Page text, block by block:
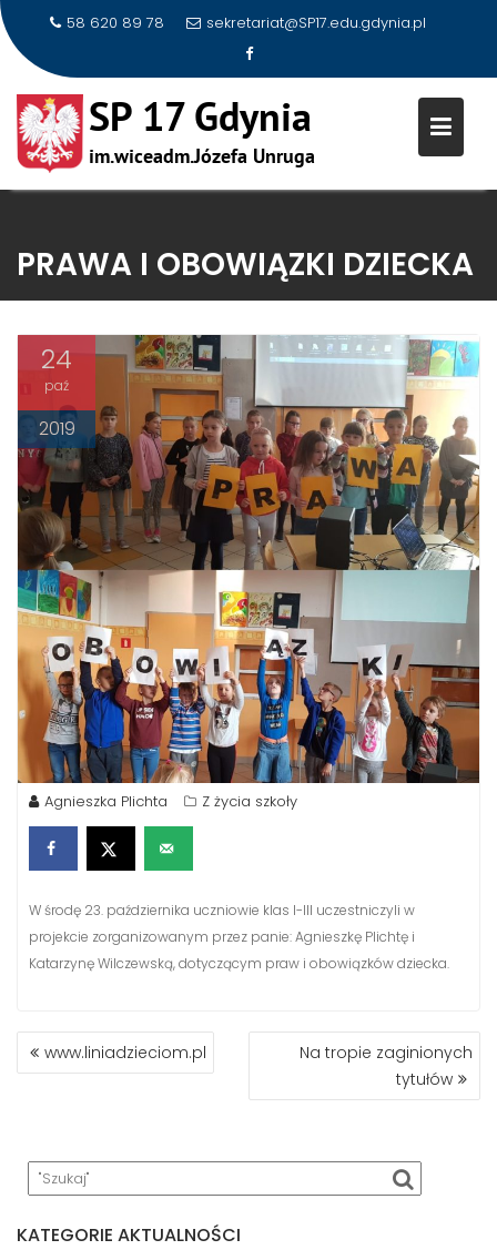
content
58 620 89 78 sekretariat@SP17.edu.gdynia.pl
PRAWA I OBOWIĄZKI DZIECKA
24
paź
2019
Agnieszka Plichta Z życia szkoły
W środę 23. października uczniowie klas I-III uczestniczyli w
projekcie zorganizowanym przez panie: Agnieszkę Plichtę i
Katarzynę Wilczewską, dotyczącym praw i obowiązków dziecka.
NAWIGACJA
WPISU
www.liniadzieciom.pl
Na tropie zaginionych
tytułów
KATEGORIE AKTUALNOŚCI